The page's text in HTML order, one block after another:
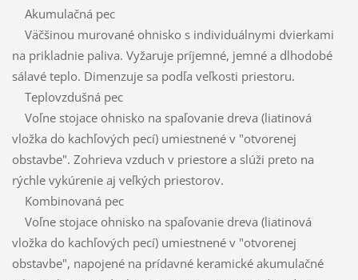
Akumulačná pec
Väčšinou murované ohnisko s individuálnymi dvierkami
na prikladnie paliva. Vyžaruje príjemné, jemné a dlhodobé
sálavé teplo. Dimenzuje sa podľa veľkosti priestoru.
Teplovzdušná pec
Voľne stojace ohnisko na spaľovanie dreva (liatinová
vložka do kachľových pecí) umiestnené v "otvorenej
obstavbe". Zohrieva vzduch v priestore a slúži preto na
rýchle vykúrenie aj veľkých priestorov.
Kombinovaná pec
Voľne stojace ohnisko na spaľovanie dreva (liatinová
vložka do kachľových pecí) umiestnené v "otvorenej
obstavbe", napojené na prídavné keramické akumulačné